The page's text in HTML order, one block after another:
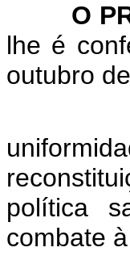
O
lhe é
outubro
política
combate